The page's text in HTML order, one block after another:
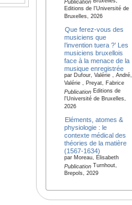
Publication
Editions de l'Université de
Bruxelles, 2026
Que ferez-vous des
musiciens que
l’invention tuera ?’ Les
musiciens bruxellois
face à la menace de la
musique enregistrée
par Dufour, Valérie , André,
Valérie , Preyat, Fabrice
PublicationEditions de
l'Université de Bruxelles,
2026
Eléments, atomes &
physiologie : le
contexte médical des
théories de la matière
(1567-1634)
par Moreau, Elisabeth
PublicationTurnhout,
Brepols, 2029